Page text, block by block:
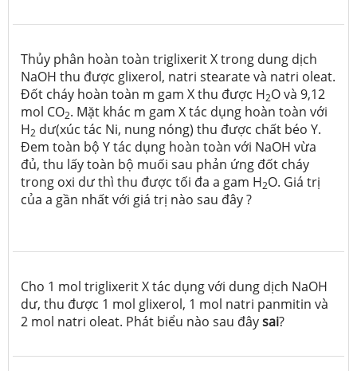
Thủy phân hoàn toàn triglixerit X trong dung dịch
NaOH thu được glixerol, natri stearate và natri oleat.
Đốt cháy hoàn toàn m gam X thu được H2O và 9,12
mol CO2. Mặt khác m gam X tác dụng hoàn toàn với
H2 dư(xúc tác Ni, nung nóng) thu được chất béo Y.
Đem toàn bộ Y tác dụng hoàn toàn với NaOH vừa
đủ, thu lấy toàn bộ muối sau phản ứng đốt cháy
trong oxi dư thì thu được tối đa a gam H2O. Giá trị
của a gần nhất với giá trị nào sau đây ?
Cho 1 mol triglixerit X tác dụng với dung dịch NaOH
dư, thu được 1 mol glixerol, 1 mol natri panmitin và
2 mol natri oleat. Phát biểu nào sau đâysai?